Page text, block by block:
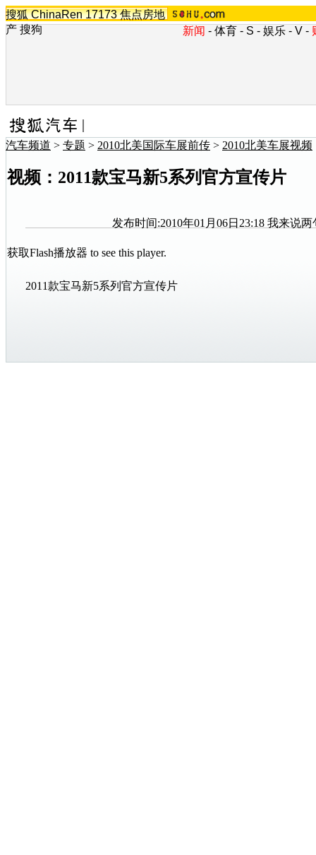
搜狐 ChinaRen 17173 焦点房地
产 搜狗 新闻 - 体育 - S - 娱乐 - V -
汽车频道 > 专题 > 2010北美国际车展前传 > 2010北美车展视频
视频：2011款宝马新5系列官方宣传片
发布时间:2010年01月06日23:18 我来说两
获取Flash播放器 to see this player.
2011款宝马新5系列官方宣传片